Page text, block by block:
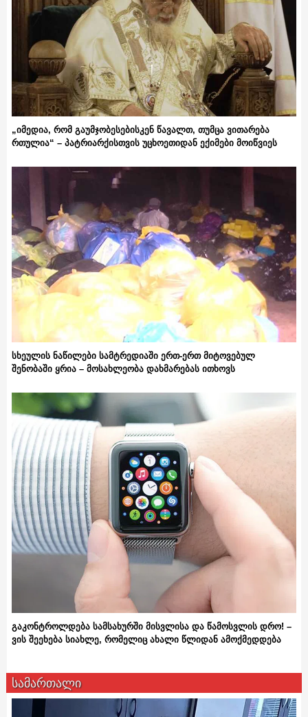
„იმედია, რომ გაუმჯობესებისკენ წავალთ, თუმცა ვითარება
რთულია“ – პატრიარქისთვის უცხოეთიდან ექიმები მოიწვიეს
სხეულის ნაწილები სამტრედიაში ერთ-ერთ მიტოვებულ
შენობაში ყრია – მოსახლეობა დახმარებას ითხოვს
გაკონტროლდება სამსახურში მისვლისა და წამოსვლის დრო! –
ვის შეეხება სიახლე, რომელიც ახალი წლიდან ამოქმედდება
სამართალი